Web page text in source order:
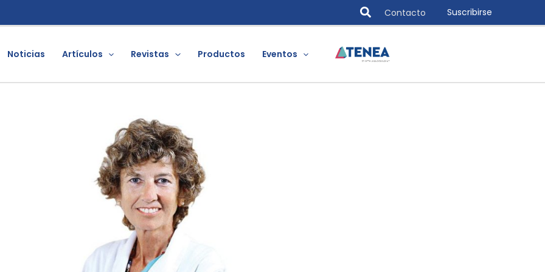
SearchContacto Suscribirse
Noticias Artículos Revistas Productos Eventos